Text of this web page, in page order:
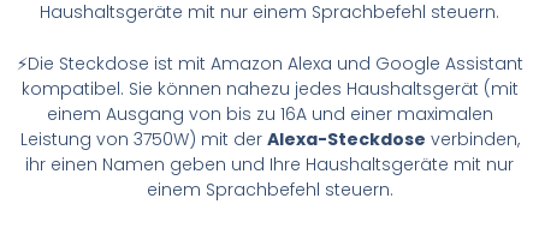
Haushaltsgeräte mit nur einem Sprachbefehl steuern.
⚡Die Steckdose ist mit Amazon Alexa und Google Assistant
kompatibel. Sie können nahezu jedes Haushaltsgerät (mit
einem Ausgang von bis zu 16A und einer maximalen
Leistung von 3750W) mit der Alexa-Steckdose verbinden,
ihr einen Namen geben und Ihre Haushaltsgeräte mit nur
einem Sprachbefehl steuern.